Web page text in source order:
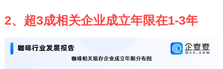
2、超3成相关企业成立年限在1-3年